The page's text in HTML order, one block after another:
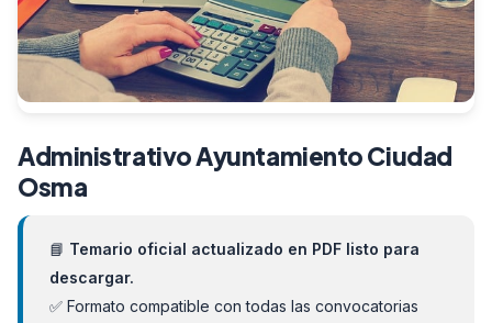
Administrativo Ayuntamiento Ciudad
Osma
📘 Temario oficial actualizado en PDF listo para
descargar.
✅ Formato compatible con todas las convocatorias